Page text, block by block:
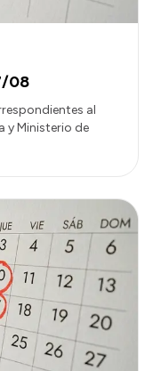
08
al
y Ministerio de